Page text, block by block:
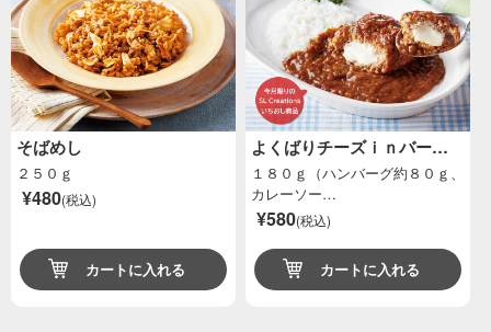
そばめし
２５０ｇ
¥480(税込)
カートに入れる
よくばりチーズｉｎバー…
１８０ｇ（ハンバーグ約８０ｇ、
カレーソー…
¥580(税込)
カートに入れる